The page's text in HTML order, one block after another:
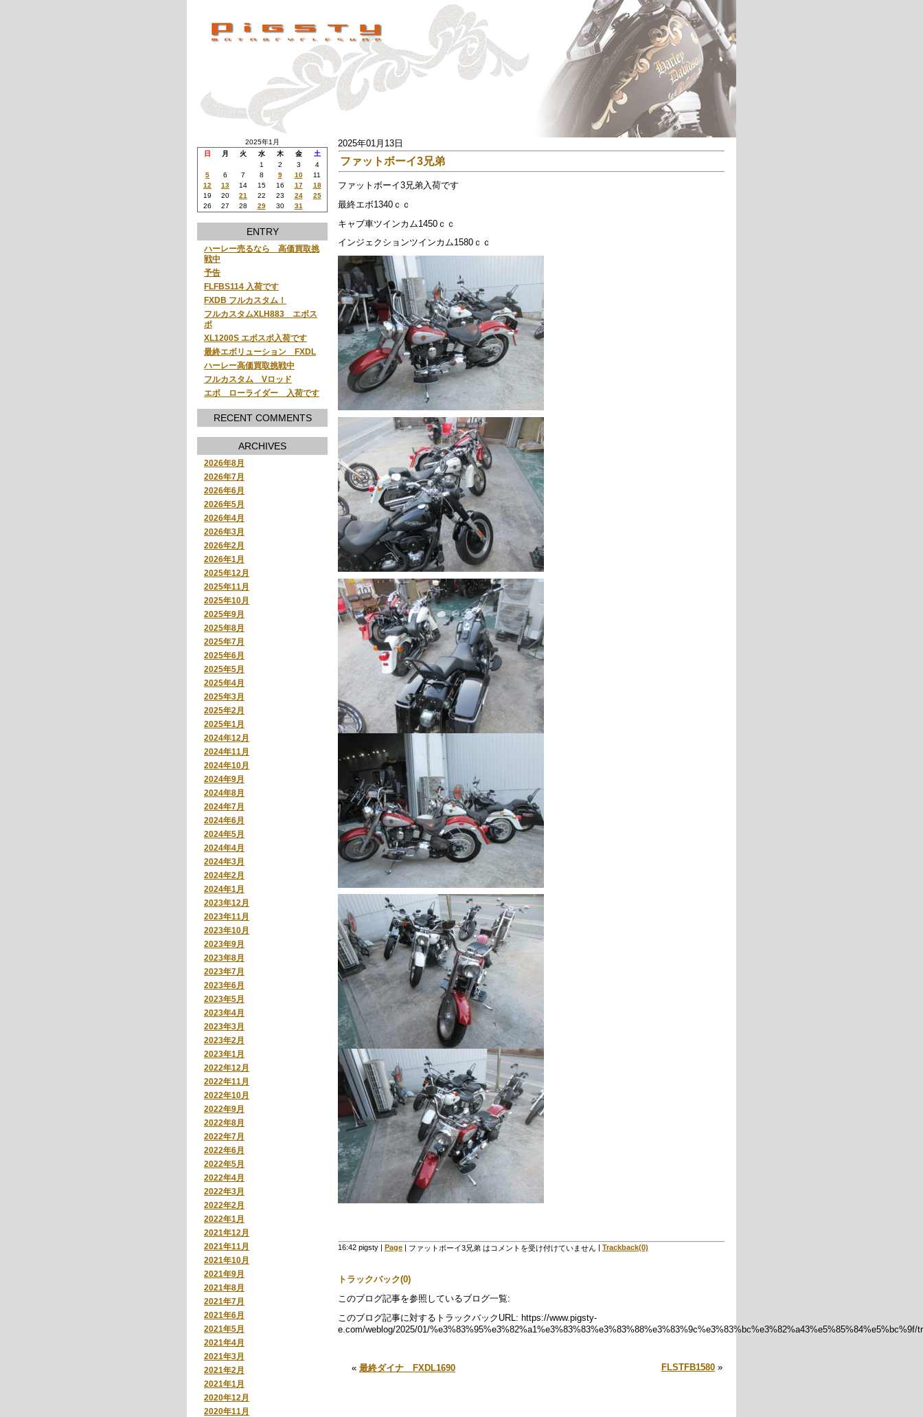
2025年1月
日
月 火 水 木 金
土
1
2 3
4
5
6 7 8 9 10
11
12
13 14 15 16 17
18
19
20 21 22 23 24
25
26
27 28 29 30 31
ENTRY
ハーレー売るなら 高価買取挑
戦中
予告
FLFBS114 入荷です
FXDB フルカスタム！
フルカスタムXLH883 エボス
ポ
XL1200S エボスポ入荷です
最終エボリューション FXDL
ハーレー高価買取挑戦中
フルカスタム Vロッド
エボ ローライダー 入荷です
RECENT COMMENTS
ARCHIVES
2026年8月
2026年7月
2026年6月
2026年5月
2026年4月
2026年3月
2026年2月
2026年1月
2025年12月
2025年11月
2025年10月
2025年9月
2025年8月
2025年7月
2025年6月
2025年5月
2025年4月
2025年3月
2025年2月
2025年1月
2024年12月
2024年11月
2024年10月
2024年9月
2024年8月
2024年7月
2024年6月
2024年5月
2024年4月
2024年3月
2024年2月
2024年1月
2023年12月
2023年11月
2023年10月
2023年9月
2023年8月
2023年7月
2023年6月
2023年5月
2023年4月
2023年3月
2023年2月
2023年1月
2022年12月
2022年11月
2022年10月
2022年9月
2022年8月
2022年7月
2022年6月
2022年5月
2022年4月
2022年3月
2022年2月
2022年1月
2021年12月
2021年11月
2021年10月
2021年9月
2021年8月
2021年7月
2021年6月
2021年5月
2021年4月
2021年3月
2021年2月
2021年1月
2020年12月
2020年11月
2025年01月13日
ファットボーイ3兄弟
ファットボーイ3兄弟入荷です
最終エボ1340ｃｃ
キャブ車ツインカム1450ｃｃ
インジェクションツインカム1580ｃｃ
16:42 pigsty | Page | ファットボーイ3兄弟 は コメントを受け付けていません | Trackback(0)
トラックバック(0)
このブログ記事を参照しているブログ一覧:
このブログ記事に対するトラックバックURL: https://www.pigsty-
e.com/weblog/2025/01/%e3%83%95%e3%82%a1%e3%83%83%e3%83%88%e3%83%9c%e3%83%bc%e3%82%a43%e5%85%84%e5%bc%9f/
« 最終ダイナ FXDL1690 FLSTFB1580 »